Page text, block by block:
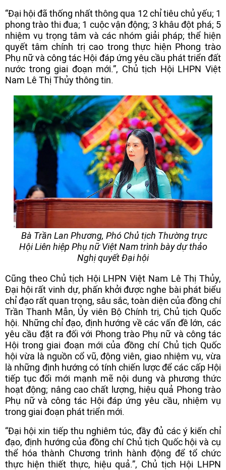
“Đại hội đã thống nhất thông qua 12 chỉ tiêu chủ yếu; 1
phong trào thi đua; 1 cuộc vận động; 3 khâu đột phá; 5
nhiệm vụ trọng tâm và các nhóm giải pháp; thể hiện
quyết tâm chính trị cao trong thực hiện Phong trào
Phụ nữ và công tác Hội đáp ứng yêu cầu phát triển đất
nước trong giai đoạn mới.”, Chủ tịch Hội LHPN Việt
Nam Lê Thị Thủy thông tin.
Bà Trần Lan Phương, Phó Chủ tịch Thường trực
Hội Liên hiệp Phụ nữ Việt Nam trình bày dự thảo
Nghị quyết Đại hội
Cũng theo Chủ tịch Hội LHPN Việt Nam Lê Thị Thủy,
Đại hội rất vinh dự, phấn khởi được nghe bài phát biểu
chỉ đạo rất quan trọng, sâu sắc, toàn diện của đồng chí
Trần Thanh Mẫn, Ủy viên Bộ Chính trị, Chủ tịch Quốc
hội. Những chỉ đạo, định hướng về các vấn đề lớn, các
yêu cầu đặt ra đối với Phong trào Phụ nữ và công tác
Hội trong giai đoạn mới của đồng chí Chủ tịch Quốc
hội vừa là nguồn cổ vũ, động viên, giao nhiệm vụ, vừa
là những định hướng có tính chiến lược để các cấp Hội
tiếp tục đổi mới mạnh mẽ nội dung và phương thức
hoạt động; nâng cao chất lượng, hiệu quả Phong trào
Phụ nữ và công tác Hội đáp ứng yêu cầu, nhiệm vụ
trong giai đoạn phát triển mới.
“Đại hội xin tiếp thu nghiêm túc, đầy đủ các ý kiến chỉ
đạo, định hướng của đồng chí Chủ tịch Quốc hội và cụ
thể hóa thành Chương trình hành động để tổ chức
thực hiện thiết thực, hiệu quả.”, Chủ tịch Hội LHPN